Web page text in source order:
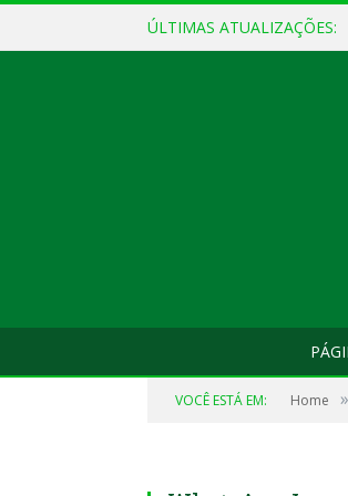
ÚLTIMAS ATUALIZAÇÕES:
VOCÊ ESTÁ EM: Home »